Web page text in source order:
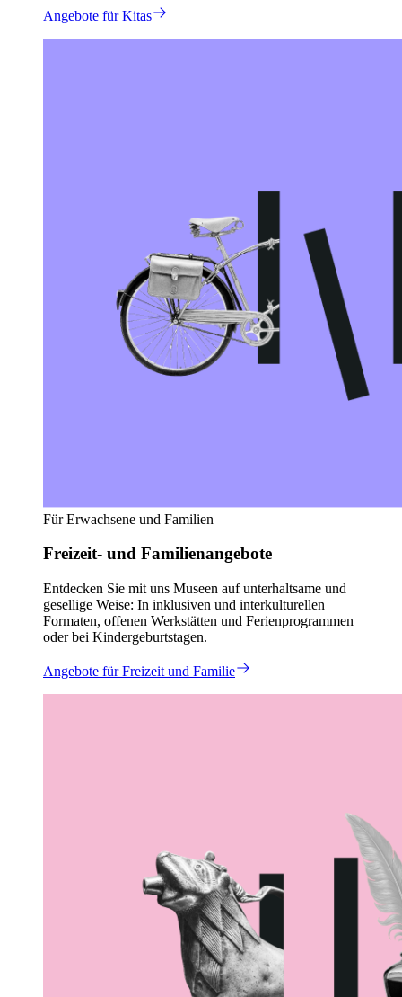
Angebote für Kitas
Für Erwachsene und Familien
Freizeit- und Familienangebote
Entdecken Sie mit uns Museen auf unterhaltsame und
gesellige Weise: In inklusiven und interkulturellen
Formaten, offenen Werkstätten und Ferienprogrammen
oder bei Kindergeburtstagen.
Angebote für Freizeit und Familie